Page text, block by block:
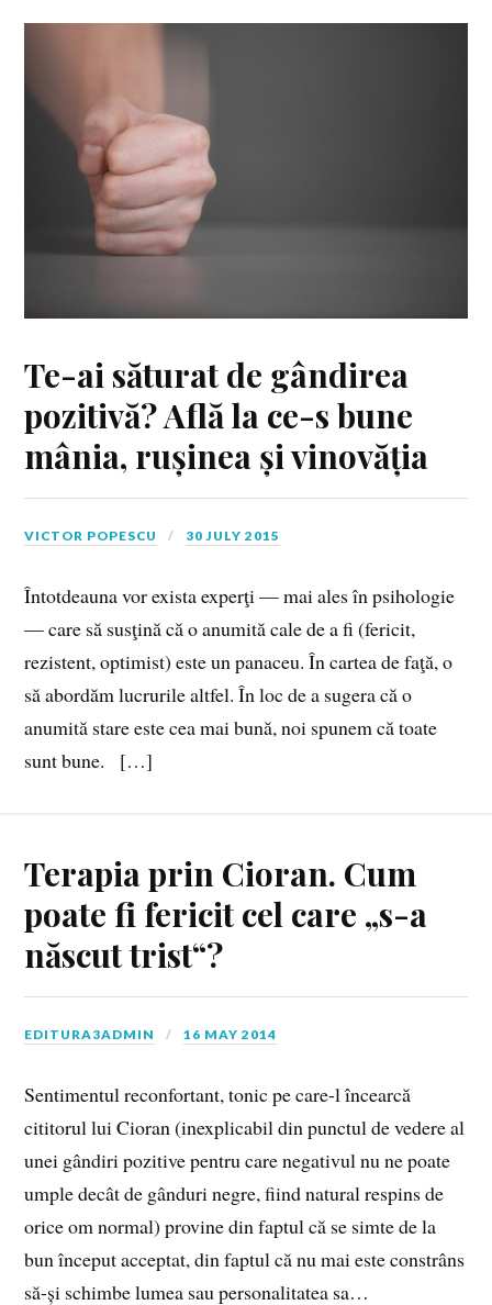
Te-ai săturat de gândirea
pozitivă? Află la ce-s bune
mânia, rușinea și vinovăția
VICTOR POPESCU 30 JULY 2015
Întotdeauna vor exista experţi — mai ales în psihologie
— care să susţină că o anumită cale de a fi (fericit,
rezistent, optimist) este un panaceu. În cartea de faţă, o
să abordăm lucrurile altfel. În loc de a sugera că o
anumită stare este cea mai bună, noi spunem că toate
sunt bune. […]
Terapia prin Cioran. Cum
poate fi fericit cel care „s-a
născut trist“?
EDITURA3ADMIN 16 MAY 2014
Sentimentul reconfortant, tonic pe care-l încearcă
cititorul lui Cioran (inexplicabil din punctul de vedere al
unei gândiri pozitive pentru care negativul nu ne poate
umple decât de gânduri negre, fiind natural respins de
orice om normal) provine din faptul că se simte de la
bun început acceptat, din faptul că nu mai este constrâns
să-și schimbe lumea sau personalitatea sa…